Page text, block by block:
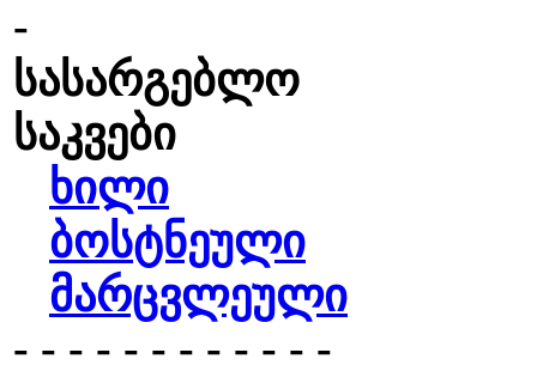
-
სასარგებლო
საკვები
ხილი
ბოსტნეული
მარცვლეული
- - - - - - - - - - - -